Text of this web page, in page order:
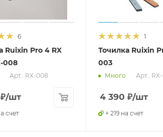
6
Ruixin Pro 4 RX
008
Арт.: RX-008
₽/шт
счет
1
Точилка Ruixin
003
Много Арт.:
4 390 ₽/шт
+ 219 на счет